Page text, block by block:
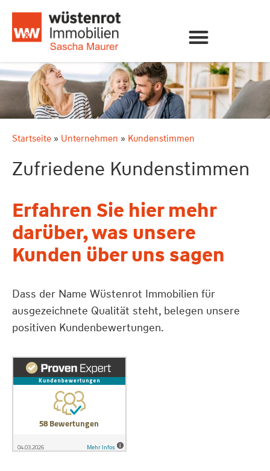
Startseite » Unternehmen » Kundenstimmen
Zufriedene Kundenstimmen
Erfahren Sie hier mehr
darüber, was unsere
Kunden über uns sagen
Dass der Name Wüstenrot Immobilien für
ausgezeichnete Qualität steht, belegen unsere
positiven Kundenbewertungen.